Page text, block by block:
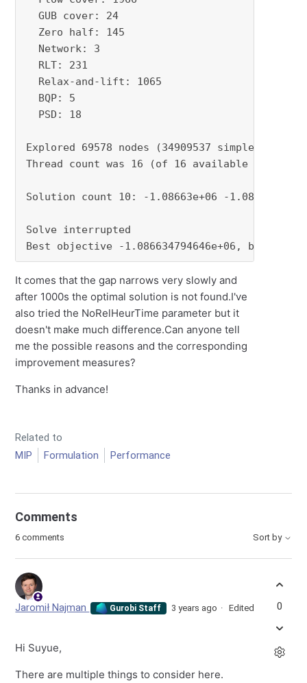
It comes that the gap narrows very slowly and
after 1000s the optimal solution is not found.I've
also tried the NoRelHeurTime parameter but it
doesn't make much difference.Can anyone tell
me the possible reasons and the corresponding
improvement measures?
Thanks in advance!
Related to
MIP
Formulation Performance
Comments
6 comments Sort by
Jaromił Najman Gurobi Staff 3 years ago Edited
Hi Suyue,
There are multiple things to consider here.
0